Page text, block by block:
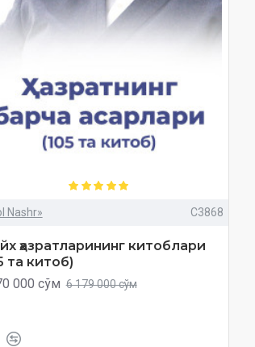
Nashr» C3868
ҳазратларининг китоблари
та китоб)
000 сўм 6 179 000 сўм